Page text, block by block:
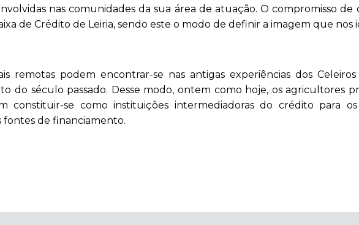
nas comunidades da sua área de atuação. O compromisso
de Crédito de Leiria, sendo este o modo de definir a imagem que nos
remotas podem encontrar-se nas antigas experiências dos
do século passado. Desse modo, ontem como hoje, os agricultores
constituir-se como instituições intermediadoras do crédito para
fontes de financiamento.